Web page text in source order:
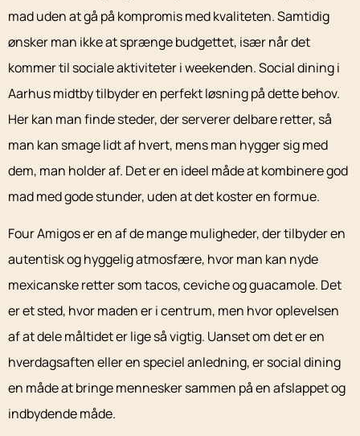
mad uden at gå på kompromis med kvaliteten. Samtidig
ønsker man ikke at sprænge budgettet, især når det
kommer til sociale aktiviteter i weekenden. Social dining i
Aarhus midtby tilbyder en perfekt løsning på dette behov.
Her kan man finde steder, der serverer delbare retter, så
man kan smage lidt af hvert, mens man hygger sig med
dem, man holder af. Det er en ideel måde at kombinere god
mad med gode stunder, uden at det koster en formue.
Four Amigos er en af de mange muligheder, der tilbyder en
autentisk og hyggelig atmosfære, hvor man kan nyde
mexicanske retter som tacos, ceviche og guacamole. Det
er et sted, hvor maden er i centrum, men hvor oplevelsen
af at dele måltidet er lige så vigtig. Uanset om det er en
hverdagsaften eller en speciel anledning, er social dining
en måde at bringe mennesker sammen på en afslappet og
indbydende måde.